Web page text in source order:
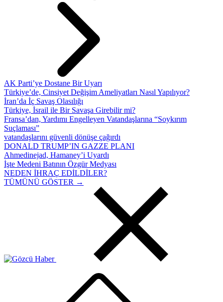
AK Parti’ye Dostane Bir Uyarı
Türkiye’de, Cinsiyet Değişim Ameliyatları Nasıl Yapılıyor?
İran’da İç Savaş Olasılığı
Türkiye, İsrail ile Bir Savaşa Girebilir mi?
Fransa’dan, Yardımı Engelleyen Vatandaşlarına “Soykırım
Suçlaması”
vatandaşlarını güvenli dönüşe çağırdı
DONALD TRUMP’IN GAZZE PLANI
Ahmedinejad, Hamaney’i Uyardı
İşte Medeni Batının Özgür Medyası
NEDEN İHRAÇ EDİLDİLER?
TÜMÜNÜ GÖSTER →